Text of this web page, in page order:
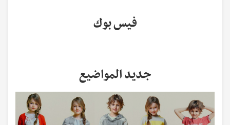
فيس بوك
جديد المواضيع